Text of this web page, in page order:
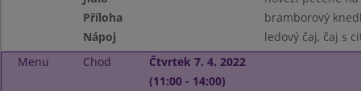
Příloha
bramborový
Nápoj
ledový čaj, čaj s
Menu
Chod
Čtvrtek 7. 4. 2022
(11:00 - 14:00)